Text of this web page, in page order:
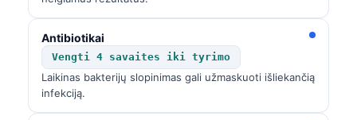
Antibiotikai
Vengti 4 savaites iki tyrimo
Laikinas bakterijų slopinimas gali užmaskuoti išliekančią
infekciją.